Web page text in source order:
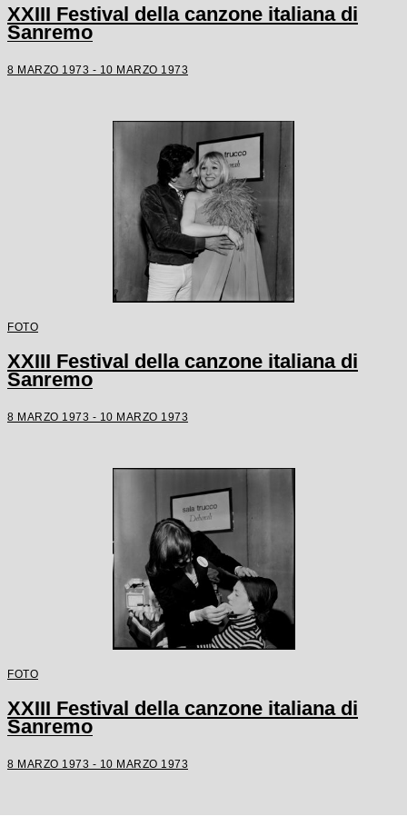
XXIII Festival della canzone italiana di
Sanremo
8 MARZO 1973 - 10 MARZO 1973
FOTO
XXIII Festival della canzone italiana di
Sanremo
8 MARZO 1973 - 10 MARZO 1973
FOTO
XXIII Festival della canzone italiana di
Sanremo
8 MARZO 1973 - 10 MARZO 1973